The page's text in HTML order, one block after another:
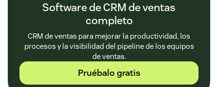
Software de CRM de ventas
completo
CRM de ventas para mejorar la productividad, los
procesos y la visibilidad del pipeline de los equipos
de ventas.
Pruébalo gratis